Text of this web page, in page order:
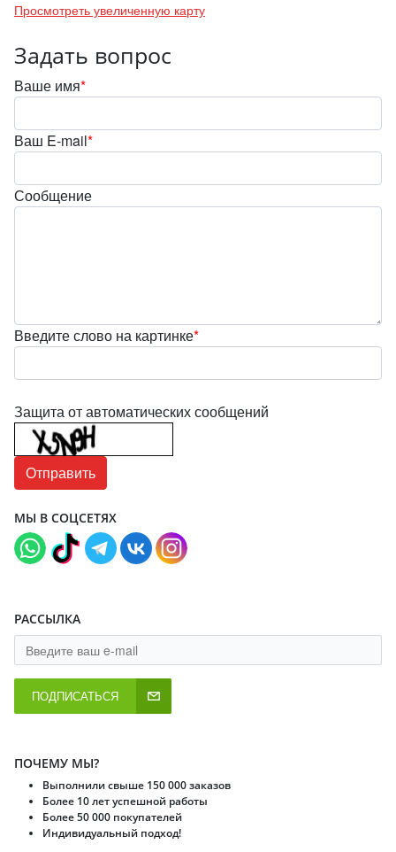
Просмотреть увеличенную карту
Задать вопрос
Ваше имя*
Ваш E-mail*
Сообщение
Введите слово на картинке*
Защита от автоматических сообщений
МЫ В СОЦСЕТЯХ
РАССЫЛКА
ПОДПИСАТЬСЯ
ПОЧЕМУ МЫ?
Выполнили свыше 150 000 заказов
Более 10 лет успешной работы
Более 50 000 покупателей
Индивидуальный подход!